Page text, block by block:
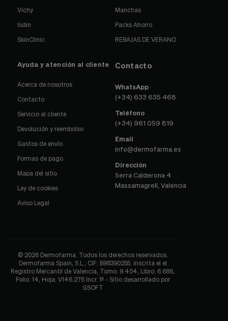
Vichy
Isdin
SkinClinic
Manchas
Packs Ahorro
REBAJAS DE VERANO
Ayuda y atención al cliente
Acerca de nosotros
Contacto
Servicio al cliente
Devolución y reembolso
Gastos de envío
Formas de pago
Mapa del sitio
Ley de cookies
Aviso Legal
Contacto
WhatsApp
(+34) 633 635 468
Teléfono
(+34) 961 059 819
Email
info@dermofarma.es
Dirección
Serra Calderona 4
Massamagrell, Valencia
© 2026 Dermofarma. Todos los derechos reservados.
Dermofarma Spain, S.L., CIF: B98390255. Inscrita el el
Registro Mercantil de Valencia, Tomo: 9.404, Libro: 6.686,
Folio: 14, Hoja: V146.276 Incr. 1ª - Sitio desarrollado por
GSOFT